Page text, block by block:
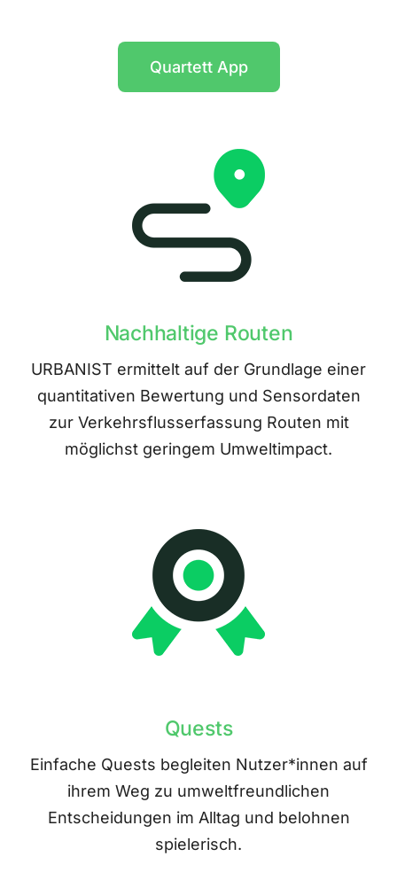
Quartett App
Nachhaltige Routen
URBANIST ermittelt auf der Grundlage einer
quantitativen Bewertung und Sensordaten
zur Verkehrsflusserfassung Routen mit
möglichst geringem Umweltimpact.
Quests
Einfache Quests begleiten Nutzer*innen auf
ihrem Weg zu umweltfreundlichen
Entscheidungen im Alltag und belohnen
spielerisch.